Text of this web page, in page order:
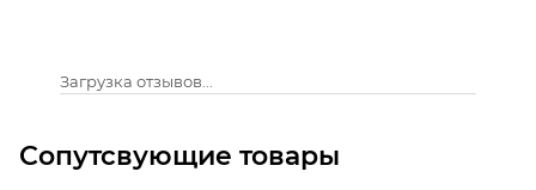
Загрузка отзывов...
Сопутсвующие товары